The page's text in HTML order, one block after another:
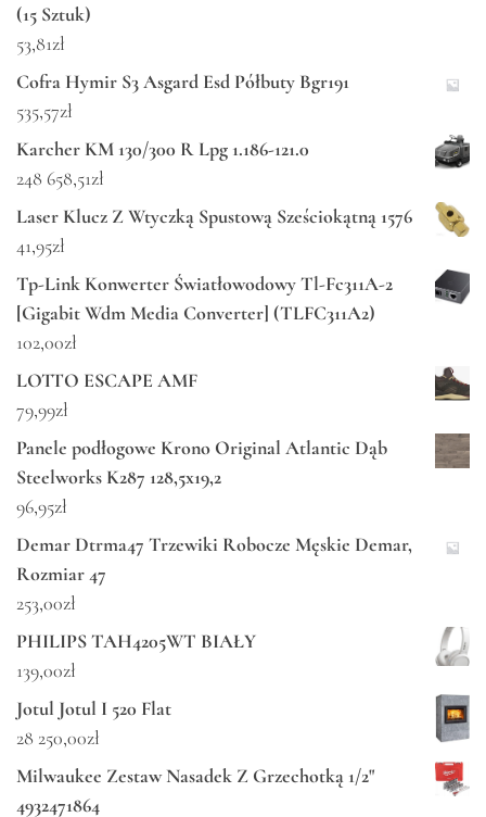
(15 Sztuk)
53,81zł
Cofra Hymir S3 Asgard Esd Półbuty Bgr191
535,57zł
Karcher KM 130/300 R Lpg 1.186-121.0
248 658,51zł
Laser Klucz Z Wtyczką Spustową Sześciokątną 1576
41,95zł
Tp-Link Konwerter Światłowodowy Tl-Fc311A-2
[Gigabit Wdm Media Converter] (TLFC311A2)
102,00zł
LOTTO ESCAPE AMF
79,99zł
Panele podłogowe Krono Original Atlantic Dąb
Steelworks K287 128,5x19,2
96,95zł
Demar Dtrma47 Trzewiki Robocze Męskie Demar,
Rozmiar 47
253,00zł
PHILIPS TAH4205WT BIAŁY
139,00zł
Jotul Jotul I 520 Flat
28 250,00zł
Milwaukee Zestaw Nasadek Z Grzechotką 1/2"
4932471864